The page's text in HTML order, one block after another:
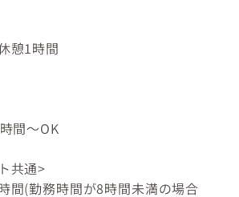
憩1時間
間～OK
共通>
(勤務時間が8時間未満の場合